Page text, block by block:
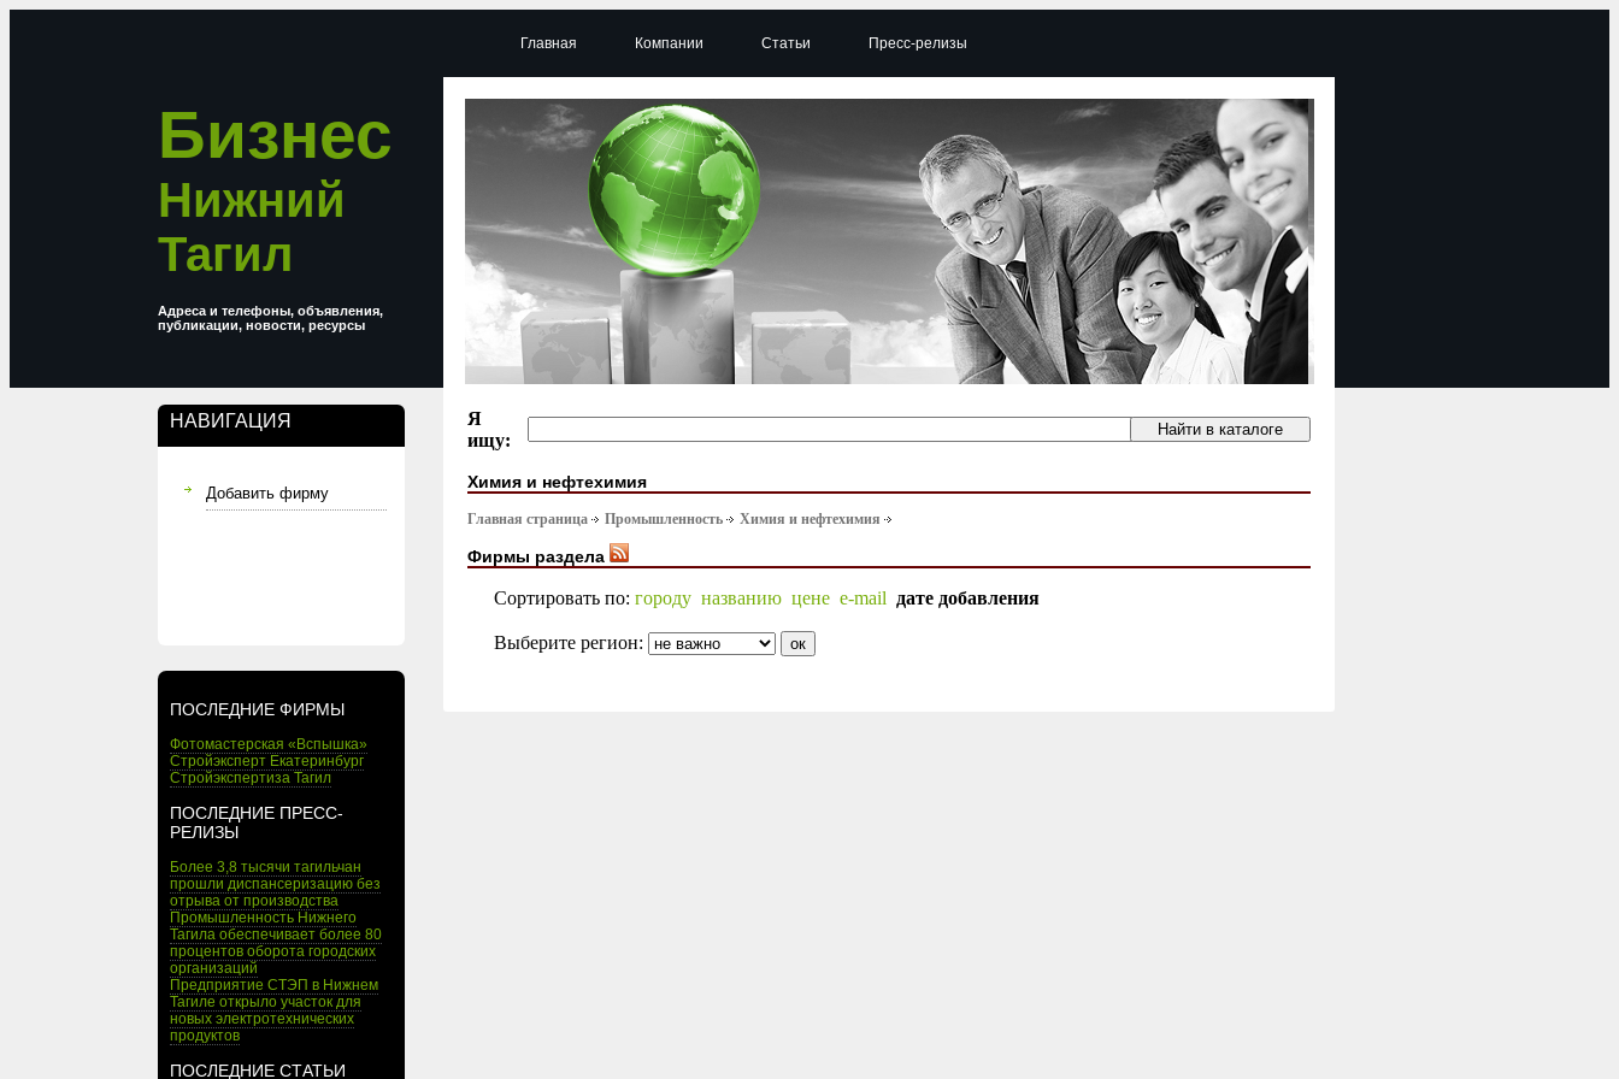
Бизнес
Нижний
Тагил
Адреса и телефоны, объявления,
публикации, новости, ресурсы
НАВИГАЦИЯ
Добавить фирму
ПОСЛЕДНИЕ ФИРМЫ
Фотомастерская «Вспышка»
Стройэксперт Екатеринбург
Стройэкспертиза Тагил
ПОСЛЕДНИЕ ПРЕСС-
РЕЛИЗЫ
Более 3,8 тысячи тагильчан
прошли диспансеризацию без
отрыва от производства
Промышленность Нижнего
Тагила обеспечивает более 80
процентов оборота городских
организаций
Предприятие СТЭП в Нижнем
Тагиле открыло участок для
новых электротехнических
продуктов
ПОСЛЕДНИЕ СТАТЬИ
Главная Компании Статьи Пресс-релизы
Я
ищу:
Химия и нефтехимия
Главная страница Промышленность Химия и нефтехимия
Фирмы раздела
Сортировать по: городу названию цене e-mail дате добавления
Выберите регион: